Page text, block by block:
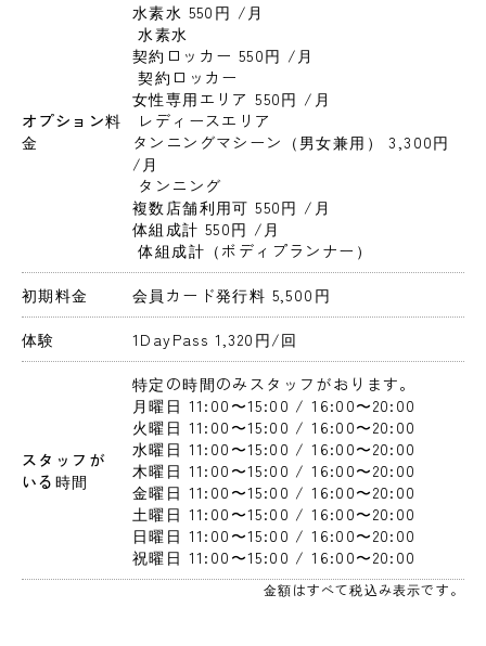
オプション料
金
水素水 550円 /月
水素水
契約ロッカー 550円 /月
契約ロッカー
女性専用エリア 550円 /月
レディースエリア
/月
タンニング
複数店舗利用可 550円 /月
体組成計 550円 /月
体組成計（ボディプランナー）
初期料金 会員カード発行料 5,500円
体験 1DayPass 1,320円/回
スタッフが
いる時間
特定の時間のみスタッフがおります。
月曜日 11:00〜15:00 / 16:00〜20:00
火曜日 11:00〜15:00 / 16:00〜20:00
水曜日 11:00〜15:00 / 16:00〜20:00
木曜日 11:00〜15:00 / 16:00〜20:00
金曜日 11:00〜15:00 / 16:00〜20:00
土曜日 11:00〜15:00 / 16:00〜20:00
日曜日 11:00〜15:00 / 16:00〜20:00
祝曜日 11:00〜15:00 / 16:00〜20:00
金額はすべて税込み表示です。